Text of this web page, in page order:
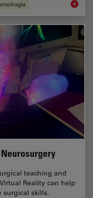
Use of
Neurosurgery
teaching and
Reality can help
surgical skills.